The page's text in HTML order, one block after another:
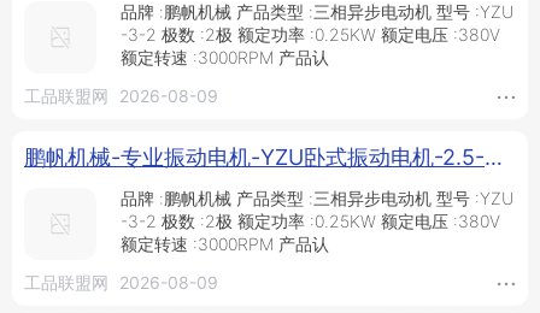
品牌 :鹏帆机械 产品类型 :三相异步电动机 型号 :YZU
-3-2 极数 :2极 额定功率 :0.25KW 额定电压 :380V
额定转速 :3000RPM 产品认
工品联盟网
2026-08-09
鹏帆机械-专业振动电机-YZU卧式振动电机-2.5-振动电机_供应产品_新乡市鹏帆机械设备有限公司
品牌 :鹏帆机械 产品类型 :三相异步电动机 型号 :YZU
-3-2 极数 :2极 额定功率 :0.25KW 额定电压 :380V
额定转速 :3000RPM 产品认
工品联盟网
2026-08-09